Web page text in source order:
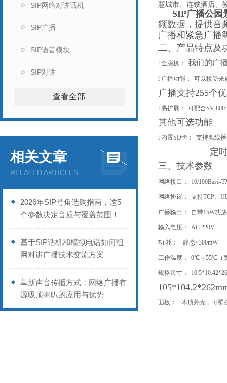
SIP网络对讲话机
SIP广播
SIP语音模块
SIP对讲
查看全部
相关文章
RELATED ARTICLES
2026年SIP号角选购指南，这5
个参数决定音质与覆盖范围！
基于SIP话机和模拟电话如何组
网对讲广播技术交流方案
革新声音传播方式：网络广播有
源吸顶喇叭的应用与优势
慧城市、连锁酒店、
SIP广播公园
频数据，提供音
广播和紧急广播
二、产品特点及
l 全脱机： 我们的广
l 广播功能： 可以接受来
广播支持255个
l 易扩展： 可配合SV-
其他可选功能
l 内置SD卡： 支持离线
定
三、技术参数
网络接口： 10/100Base-
网络协议： 支持TCP、
广播输出： 自带15W功
输入电压： AC 220V
功 耗： 静态<300mW
工作温度： 0℃～55℃（
规格尺寸：
面板： 木质外壳，可壁